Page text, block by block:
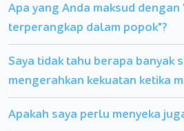
Apa yang Anda maksud
terperangkap dalam popok"?
Saya tidak tahu berapa banyak
mengerahkan kekuatan ketika
Apakah saya perlu menyeka